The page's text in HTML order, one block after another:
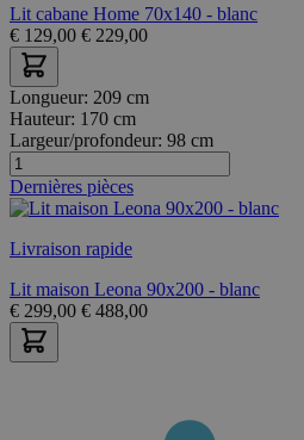
Lit cabane Home 70x140 - blanc
€ 129,00 € 229,00
Longueur: 209 cm
Hauteur: 170 cm
Largeur/profondeur: 98 cm
Dernières pièces
Livraison rapide
Lit maison Leona 90x200 - blanc
€ 299,00 € 488,00